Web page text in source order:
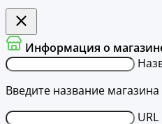
Информация о
Введите название магазина